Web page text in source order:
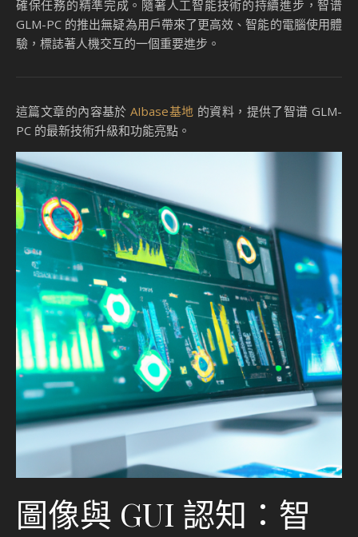
確保任務的精準完成。隨著人工智能技術的持續進步，智谱
GLM-PC 的推出無疑為用戶帶來了更高效、智能的電腦使用體
驗，標誌著人機交互的一個重要進步。
這篇文章的內容基於AIbase基地 的資料，提供了智谱 GLM-
PC 的最新技術升級和功能亮點。
圖像與 GUI 認知：智